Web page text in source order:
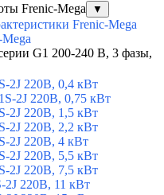
Frenic-Mega ▼
Frenic-Mega
G1 200-240 В, 3 фазы,
2J 220В, 0,4 кВт
2J 220В, 0,75 кВт
2J 220В, 1,5 кВт
2J 220В, 2,2 кВт
2J 220В, 4 кВт
2J 220В, 5,5 кВт
2J 220В, 7,5 кВт
2J 220В, 11 кВт